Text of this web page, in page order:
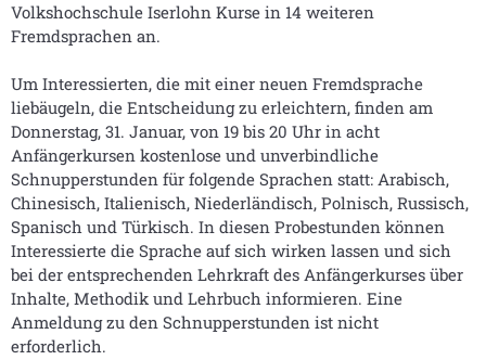
Volkshochschule Iserlohn Kurse in 14 weiteren
Fremdsprachen an.
Um Interessierten, die mit einer neuen Fremdsprache
liebäugeln, die Entscheidung zu erleichtern, finden am
Donnerstag, 31. Januar, von 19 bis 20 Uhr in acht
Anfängerkursen kostenlose und unverbindliche
Schnupperstunden für folgende Sprachen statt: Arabisch,
Chinesisch, Italienisch, Niederländisch, Polnisch, Russisch,
Spanisch und Türkisch. In diesen Probestunden können
Interessierte die Sprache auf sich wirken lassen und sich
bei der entsprechenden Lehrkraft des Anfängerkurses über
Inhalte, Methodik und Lehrbuch informieren. Eine
Anmeldung zu den Schnupperstunden ist nicht
erforderlich.